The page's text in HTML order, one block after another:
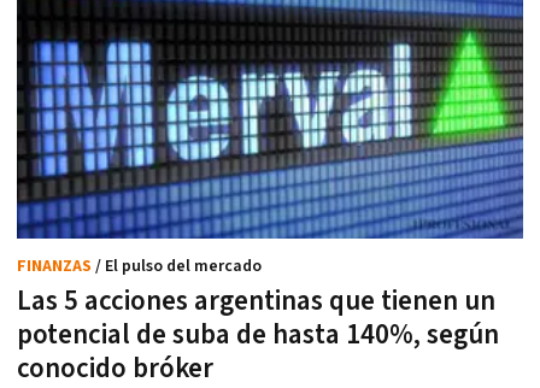
Las 5 acciones argentinas que tienen un
potencial de suba de hasta 140%, según
conocido bróker
FINANZAS / El pulso del mercado